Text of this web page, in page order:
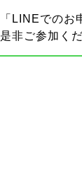
「LINEでのお
是非ご参加く